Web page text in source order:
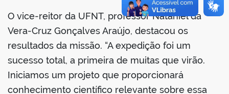
O vice-reitor da UFNT, professor Nataniel da
Vera-Cruz Gonçalves Araújo, destacou os
resultados da missão. “A expedição foi um
sucesso total, a primeira de muitas que virão.
Iniciamos um projeto que proporcionará
conhecimento científico relevante sobre essa